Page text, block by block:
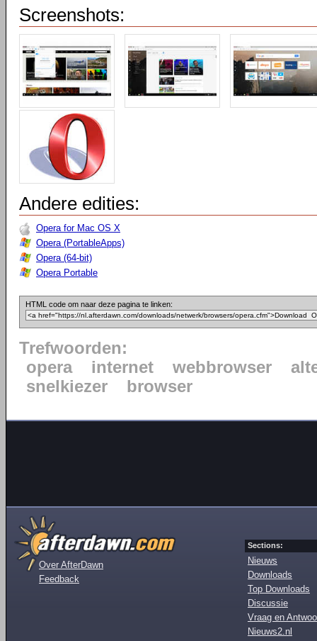
Screenshots:
Andere edities:
Opera for Mac OS X
Opera (PortableApps)
Opera (64-bit)
Opera Portable
HTML code om naar deze pagina te linken:
Trefwoorden:
opera
internet webbrowser
snelkiezer
browser
Over AfterDawn
Feedback
Sections:
Nieuws
Downloads
Top Downloads
Discussie
Vraag en
Nieuws2.nl